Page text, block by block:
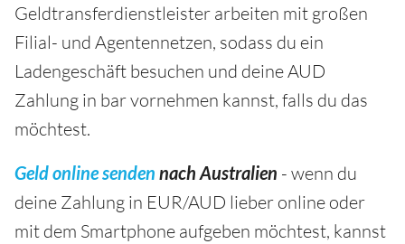
Geldtransferdienstleister arbeiten mit großen
Filial- und Agentennetzen, sodass du ein
Ladengeschäft besuchen und deine AUD
Zahlung in bar vornehmen kannst, falls du das
möchtest.
Geld online senden nach Australien - wenn du
deine Zahlung in EUR/AUD lieber online oder
mit dem Smartphone aufgeben möchtest, kannst